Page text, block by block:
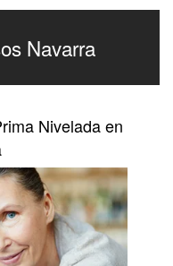
Navarra
Nivelada en